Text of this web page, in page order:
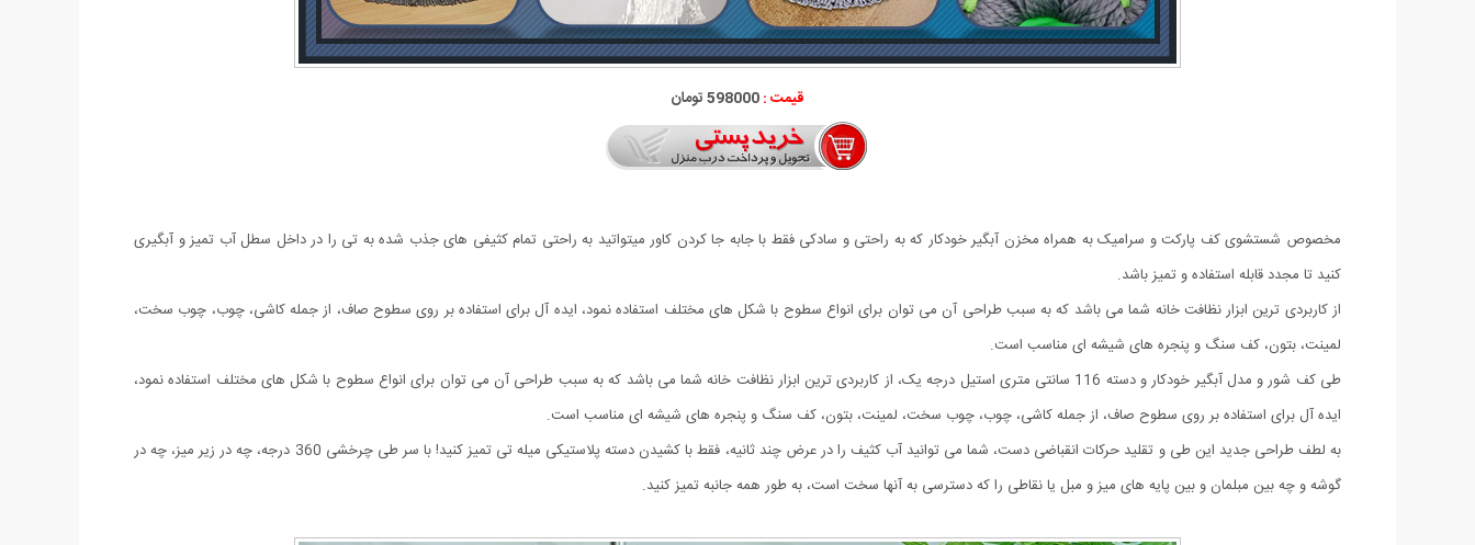
قیمت :598000 تومان
مخصوص شستشوی کف پارکت و سرامیک به همراه مخزن آبگیر خودکار که به راحتی و سادکی فقط با جابه جا کردن کاور میتواتید به راحتی تمام کثیفی های جذب شده به تی را در داخل سطل آب تمیز و آبگیری
کنید تا مجدد قابله استفاده و تمیز باشد.
از کاربردی ترین ابزار نظافت خانه شما می باشد که به سبب طراحی آن می توان برای انواع سطوح با شکل های مختلف استفاده نمود، ایده آل برای استفاده بر روی سطوح صاف، از جمله کاشی، چوب، چوب سخت،
لمینت، بتون، کف سنگ و پنجره های شیشه ای مناسب است.
طی کف شور و مدل آبگیر خودکار و دسته 116 سانتی متری استیل درجه یک، از کاربردی ترین ابزار نظافت خانه شما می باشد که به سبب طراحی آن می توان برای انواع سطوح با شکل های مختلف استفاده نمود،
ایده آل برای استفاده بر روی سطوح صاف، از جمله کاشی، چوب، چوب سخت، لمینت، بتون، کف سنگ و پنجره های شیشه ای مناسب است.
به لطف طراحی جدید این طی و تقلید حرکات انقباضی دست، شما می توانید آب کثیف را در عرض چند ثانیه، فقط با کشیدن دسته پلاستیکی میله تی تمیز کنید! با سر طی چرخشی 360 درجه، چه در زیر میز، چه در
گوشه و چه بین مبلمان و بین پایه های میز و مبل یا نقاطی را که دسترسی به آنها سخت است، به طور همه جانبه تمیز کنید.